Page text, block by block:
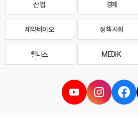
산업 경제
제약·바이오 정책·사회
웰니스 MEDI·K